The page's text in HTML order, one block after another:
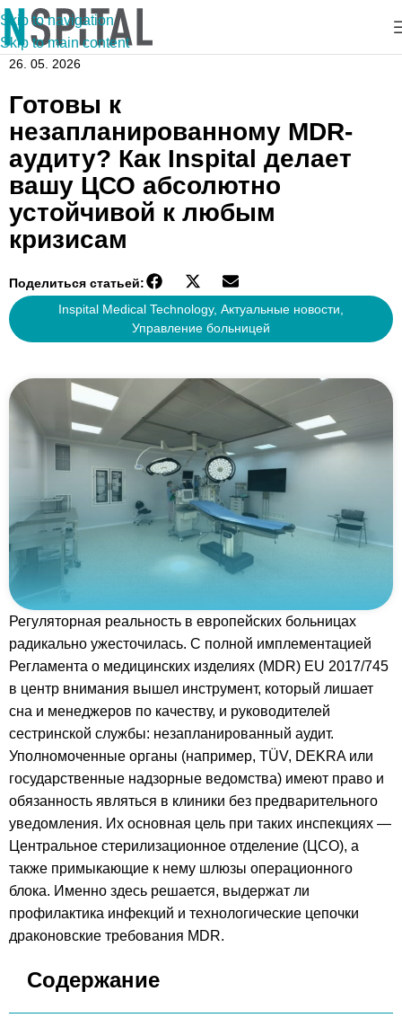
Skip to navigation
Skip to main content
26. 05. 2026
Готовы к
незапланированному MDR-
аудиту? Как Inspital делает
вашу ЦСО абсолютно
устойчивой к любым
кризисам
Поделиться статьей:
Inspital Medical Technology, Актуальные новости,
Управление больницей
Регуляторная реальность в европейских больницах
радикально ужесточилась. С полной имплементацией
Регламента о медицинских изделиях (MDR) EU 2017/745
в центр внимания вышел инструмент, который лишает
сна и менеджеров по качеству, и руководителей
сестринской службы: незапланированный аудит.
Уполномоченные органы (например, TÜV, DEKRA или
государственные надзорные ведомства) имеют право и
обязанность являться в клиники без предварительного
уведомления. Их основная цель при таких инспекциях —
Центральное стерилизационное отделение (ЦСО), а
также примыкающие к нему шлюзы операционного
блока. Именно здесь решается, выдержат ли
профилактика инфекций и технологические цепочки
драконовские требования MDR.
Содержание